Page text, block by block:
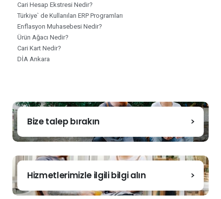
Cari Hesap Ekstresi Nedir?
Türkiye` de Kullanılan ERP Programları
Enflasyon Muhasebesi Nedir?
Ürün Ağacı Nedir?
Cari Kart Nedir?
DİA Ankara
Bize talep bırakın
Hizmetlerimizle ilgili bilgi alın